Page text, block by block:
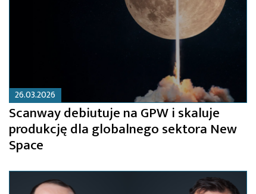
26.03.2026
Scanway debiutuje na GPW i skaluje
produkcję dla globalnego sektora New
Space